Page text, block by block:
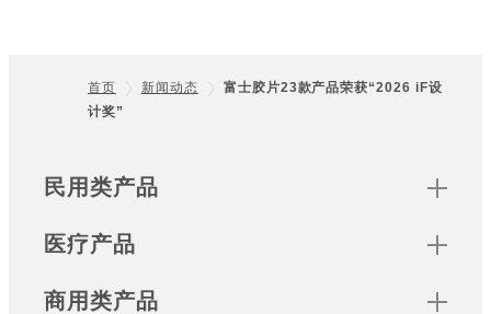
Footer
首页 新闻动态
富士胶片23款产品荣获“2026 iF设
计奖”
Sitemap
民用类产品
医疗产品
商用类产品